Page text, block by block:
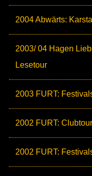
2004 Abwärts:
2003/ 04 Hagen
Lesetour
2003 FURT:
2002 FURT: Clubtour
2002 FURT: